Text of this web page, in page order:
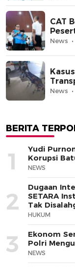
CAT
News
News
BERITA
1
Yudi
Korupsi
NEWS
2
Dugaan
SETARA
Tak
HUKUM
3
Ekonom
Polri
NEWS